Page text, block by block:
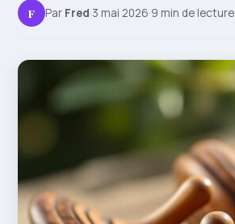
F Par Fred·3 mai 2026·9 min de lecture